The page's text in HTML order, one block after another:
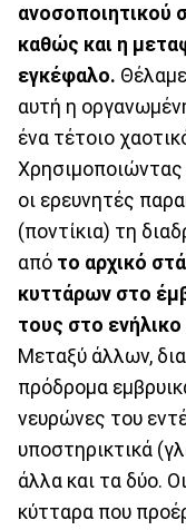
ανοσοποιητικού
καθώς και η
εγκέφαλο.
αυτή η
ένα τέτοιο
Χρησιμοποιώντας
οι ερευνητές
(ποντίκια) τη
από το αρχικό
κυττάρων στο
τους στο
Μεταξύ άλλων,
πρόδρομα
νευρώνες του
υποστηρικτικά
άλλα και τα δύο.
κύτταρα που